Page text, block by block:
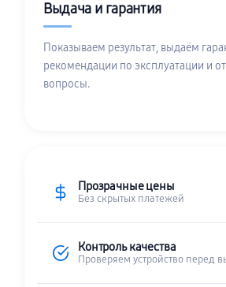
Выдача и гарантия
Показываем результат, выдаём
рекомендации по эксплуатации и
вопросы.
Прозрачные цены
Без скрытых платежей
Контроль качества
Проверяем устройство перед